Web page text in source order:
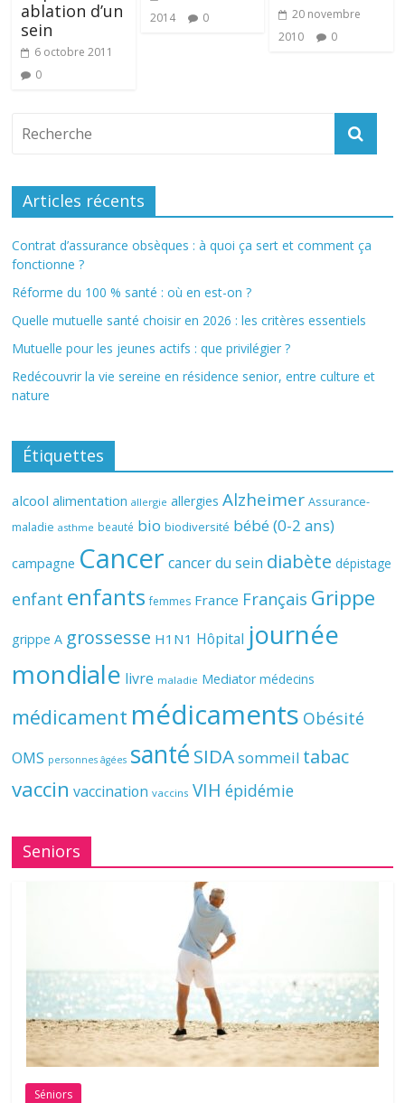
ablation d’un
sein
6 octobre 2011
0
2014
0
20 novembre
2010
0
Articles récents
Contrat d’assurance obsèques : à quoi ça sert et comment ça
fonctionne ?
Réforme du 100 % santé : où en est-on ?
Quelle mutuelle santé choisir en 2026 : les critères essentiels
Mutuelle pour les jeunes actifs : que privilégier ?
Redécouvrir la vie sereine en résidence senior, entre culture et
nature
Étiquettes
alcool alimentation allergie allergies Alzheimer Assurance-
maladie asthme beauté bio biodiversité bébé (0-2 ans)
campagne Cancer cancer du sein diabète dépistage
enfant enfants femmes France Français Grippe
grippe A grossesse H1N1 Hôpital journée
mondiale livre maladie Mediator médecins
médicament médicaments Obésité
OMS personnes âgées santé SIDAsommeil tabac
vaccin vaccination vaccins VIH épidémie
Seniors
Séniors